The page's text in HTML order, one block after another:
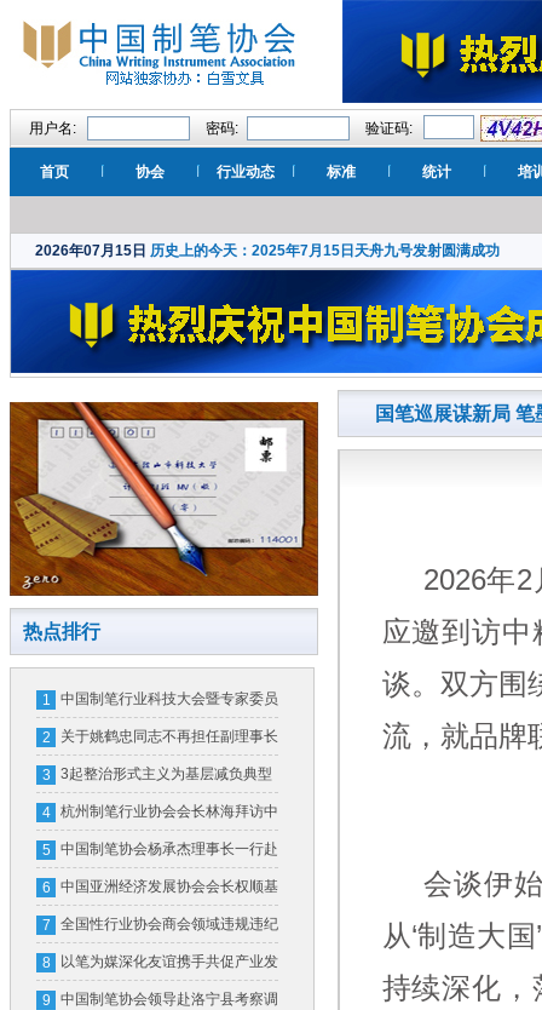
用户名: 密码: 验证码:
首页 协会 行业动态 标准 统计 培
2026年07月15日 历史上的今天：2025年7月15日天舟九号发射圆满成功
热点排行
1 中国制笔行业科技大会暨专家委员
会换届大会在北京隆重召开
2 关于姚鹤忠同志不再担任副理事长
的公告
3 3起整治形式主义为基层减负典型
问题，公开通报！
4 杭州制笔行业协会会长林海拜访中
国制笔协会
5 中国制笔协会杨承杰理事长一行赴
横琴粤澳深度合作区和广东省文化
用品行业协会考察交流
6 中国亚洲经济发展协会会长权顺基
接受纪律审查和监察调查
7 全国性行业协会商会领域违规违纪
违法典型案例
8 以笔为媒深化友谊携手共促产业发
展
9 中国制笔协会领导赴洛宁县考察调
国笔巡展谋新局 笔
2026年
应邀到访
谈。双方围
流，就品牌
会谈伊
从‘制造大
持续深化，